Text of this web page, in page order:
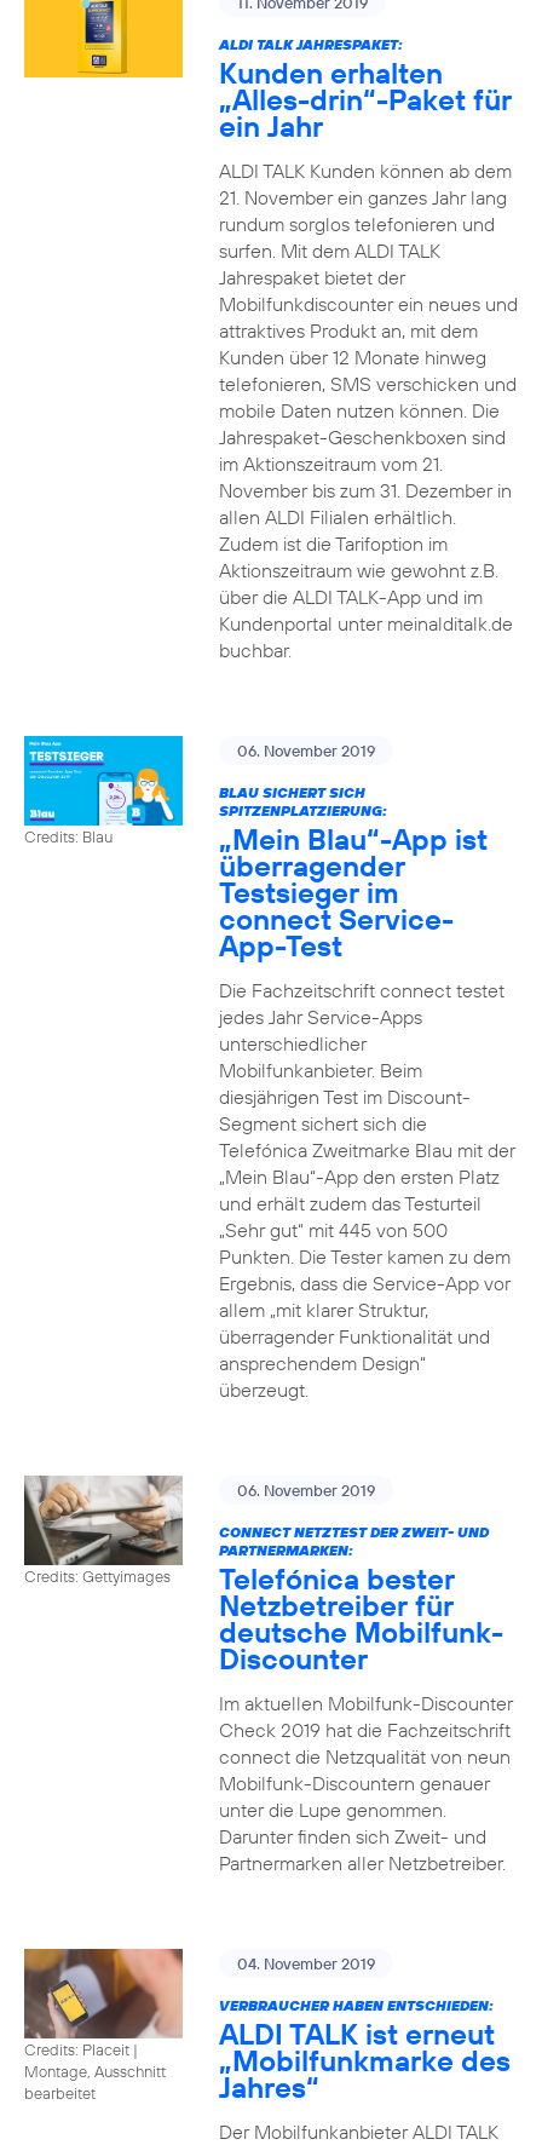
ALDI TALK JAHRESPAKET:
Kunden erhalten
„Alles-drin“-Paket für
ein Jahr
ALDI TALK Kunden können ab dem
21. November ein ganzes Jahr lang
rundum sorglos telefonieren und
surfen. Mit dem ALDI TALK
Jahrespaket bietet der
Mobilfunkdiscounter ein neues und
attraktives Produkt an, mit dem
Kunden über 12 Monate hinweg
telefonieren, SMS verschicken und
mobile Daten nutzen können. Die
Jahrespaket-Geschenkboxen sind
im Aktionszeitraum vom 21.
November bis zum 31. Dezember in
allen ALDI Filialen erhältlich.
Zudem ist die Tarifoption im
Aktionszeitraum wie gewohnt z.B.
über die ALDI TALK-App und im
Kundenportal unter meinalditalk.de
buchbar.
Credits: Blau
06. November 2019
BLAU SICHERT SICH
SPITZENPLATZIERUNG:
„Mein Blau“-App ist
überragender
Testsieger im
connect Service-
App-Test
Die Fachzeitschrift connect testet
jedes Jahr Service-Apps
unterschiedlicher
Mobilfunkanbieter. Beim
diesjährigen Test im Discount-
Segment sichert sich die
Telefónica Zweitmarke Blau mit der
„Mein Blau“-App den ersten Platz
und erhält zudem das Testurteil
„Sehr gut“ mit 445 von 500
Punkten. Die Tester kamen zu dem
Ergebnis, dass die Service-App vor
allem „mit klarer Struktur,
überragender Funktionalität und
ansprechendem Design“
überzeugt.
Credits: Gettyimages
06. November 2019
CONNECT NETZTEST DER ZWEIT- UND
PARTNERMARKEN:
Telefónica bester
Netzbetreiber für
deutsche Mobilfunk-
Discounter
Im aktuellen Mobilfunk-Discounter
Check 2019 hat die Fachzeitschrift
connect die Netzqualität von neun
Mobilfunk-Discountern genauer
unter die Lupe genommen.
Darunter finden sich Zweit- und
Partnermarken aller Netzbetreiber.
Credits: Placeit |
Montage, Ausschnitt
bearbeitet
04. November 2019
VERBRAUCHER HABEN ENTSCHIEDEN:
ALDI TALK ist erneut
„Mobilfunkmarke des
Jahres“
Der Mobilfunkanbieter ALDI TALK